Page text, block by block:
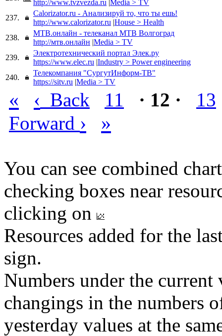
http://www.tvzvezda.ru |Media > TV
237.
Calorizator.ru - Анализируй то, что ты ешь!
http://www.calorizator.ru |House > Health
238.
МТВ.онлайн - телеканал МТВ Волгоград
http://мтв.онлайн |Media > TV
239.
Электротехнический портал Элек.ру
https://www.elec.ru |Industry > Power engineering
240.
Телекомпания "СургутИнформ-ТВ"
https://sitv.ru |Media > TV
« ‹ Back 11 · 12 ·
13
Forward › »
You can see combined
checking boxes near
clicking on
Resources added for the
sign.
Numbers under the
changings in the numbers
yesterday values at the